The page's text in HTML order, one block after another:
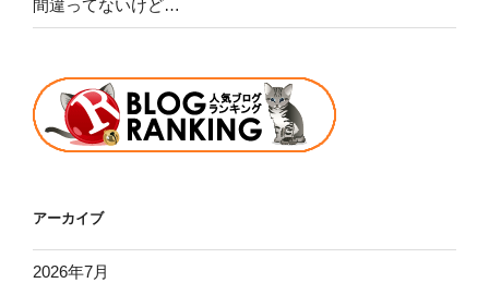
間違ってないけど…
アーカイブ
2026年7月